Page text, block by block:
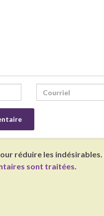
réduire les indésirables.
sont traitées.